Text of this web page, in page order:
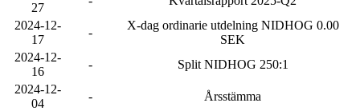
27
2024-12-
17
-
X-dag ordinarie utdelning NIDHOG 0.00
SEK
2024-12-
16
-
Split NIDHOG 250:1
2024-12-
04
-
Årsstämma